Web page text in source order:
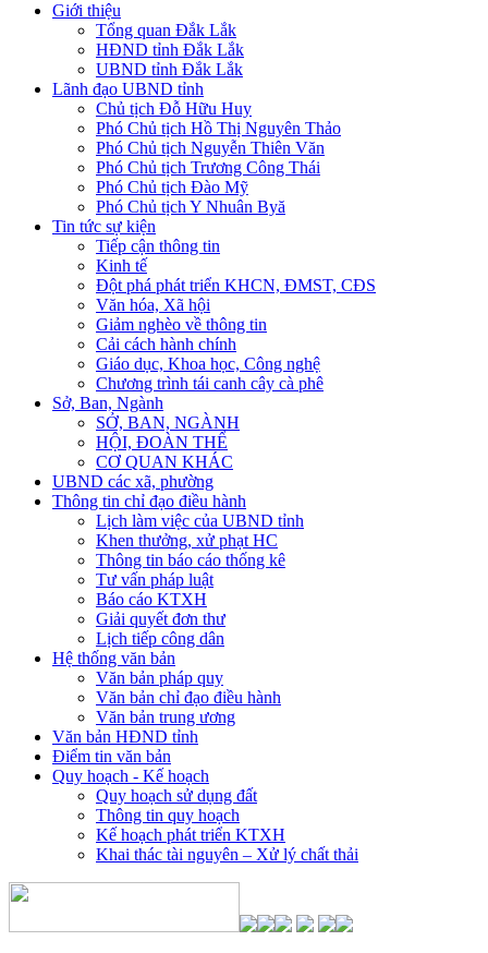
Giới thiệu
Tổng quan Đắk Lắk
HĐND tỉnh Đắk Lắk
UBND tỉnh Đắk Lắk
Lãnh đạo UBND tỉnh
Chủ tịch Đỗ Hữu Huy
Phó Chủ tịch Hồ Thị Nguyên Thảo
Phó Chủ tịch Nguyễn Thiên Văn
Phó Chủ tịch Trương Công Thái
Phó Chủ tịch Đào Mỹ
Phó Chủ tịch Y Nhuân Byă
Tin tức sự kiện
Tiếp cận thông tin
Kinh tế
Đột phá phát triển KHCN, ĐMST, CĐS
Văn hóa, Xã hội
Giảm nghèo về thông tin
Cải cách hành chính
Giáo dục, Khoa học, Công nghệ
Chương trình tái canh cây cà phê
Sở, Ban, Ngành
SỞ, BAN, NGÀNH
HỘI, ĐOÀN THỂ
CƠ QUAN KHÁC
UBND các xã, phường
Thông tin chỉ đạo điều hành
Lịch làm việc của UBND tỉnh
Khen thưởng, xử phạt HC
Thông tin báo cáo thống kê
Tư vấn pháp luật
Báo cáo KTXH
Giải quyết đơn thư
Lịch tiếp công dân
Hệ thống văn bản
Văn bản pháp quy
Văn bản chỉ đạo điều hành
Văn bản trung ương
Văn bản HĐND tỉnh
Điểm tin văn bản
Quy hoạch - Kế hoạch
Quy hoạch sử dụng đất
Thông tin quy hoạch
Kế hoạch phát triển KTXH
Khai thác tài nguyên – Xử lý chất thải